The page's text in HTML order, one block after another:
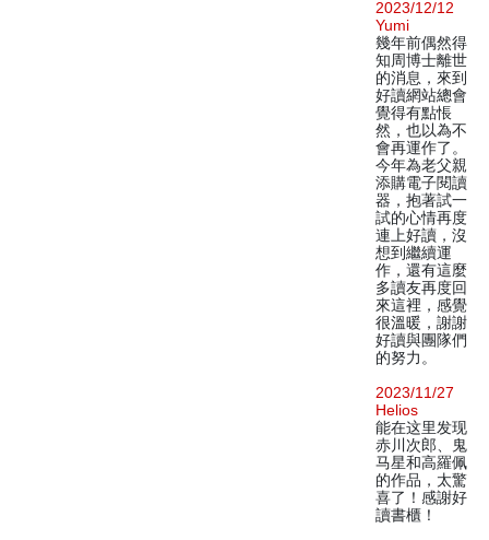
2023/12/12
Yumi
幾年前偶然得
知周博士離世
的消息，來到
好讀網站總會
覺得有點悵
然，也以為不
會再運作了。
今年為老父親
添購電子閱讀
器，抱著試一
試的心情再度
連上好讀，沒
想到繼續運
作，還有這麼
多讀友再度回
來這裡，感覺
很溫暖，謝謝
好讀與團隊們
的努力。
2023/11/27
Helios
能在这里发现
赤川次郎、鬼
马星和高羅佩
的作品，太驚
喜了！感謝好
讀書櫃！